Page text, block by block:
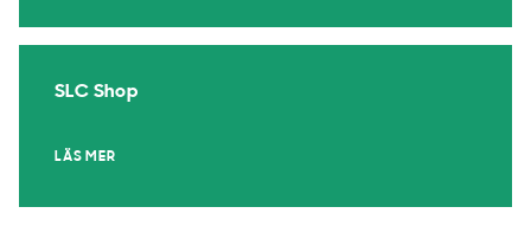
SLC Shop
LÄS MER